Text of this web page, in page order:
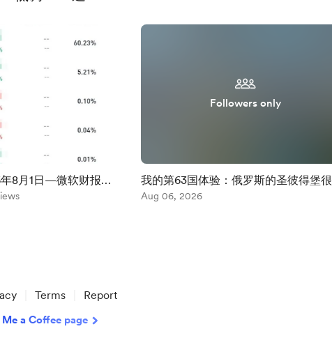
8月1日—微软财报超
Followers only
我的第63国体验：俄罗斯的圣彼得堡很
美，但我不推荐旅居小白来
Aug 06, 2026
Terms Report
a Coffee page